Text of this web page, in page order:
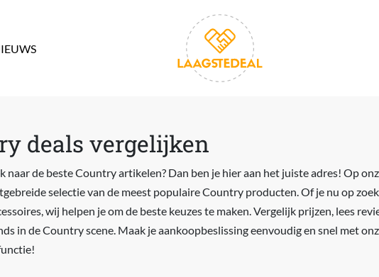
deals vergelijken
naar de beste Country artikelen? Dan ben je hier aan het juiste adres! Op
selectie van de meest populaire Country producten. Of je nu op
wij helpen je om de beste keuzes te maken. Vergelijk prijzen, lees
in de Country scene. Maak je aankoopbeslissing eenvoudig en snel met